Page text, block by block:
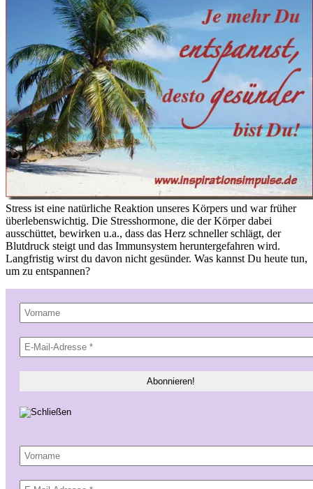
Stress ist eine natürliche Reaktion unseres Körpers und war früher
überlebenswichtig. Die Stresshormone, die der Körper dabei
ausschüttet, bewirken u.a., dass das Herz schneller schlägt, der
Blutdruck steigt und das Immunsystem heruntergefahren wird.
Langfristig wirst du davon nicht gesünder. Was kannst Du heute tun,
um zu entspannen?